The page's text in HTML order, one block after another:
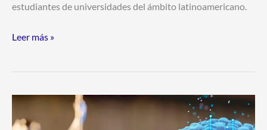
estudiantes de universidades del ámbito latinoamericano.
Leer más »
XIX
Congreso